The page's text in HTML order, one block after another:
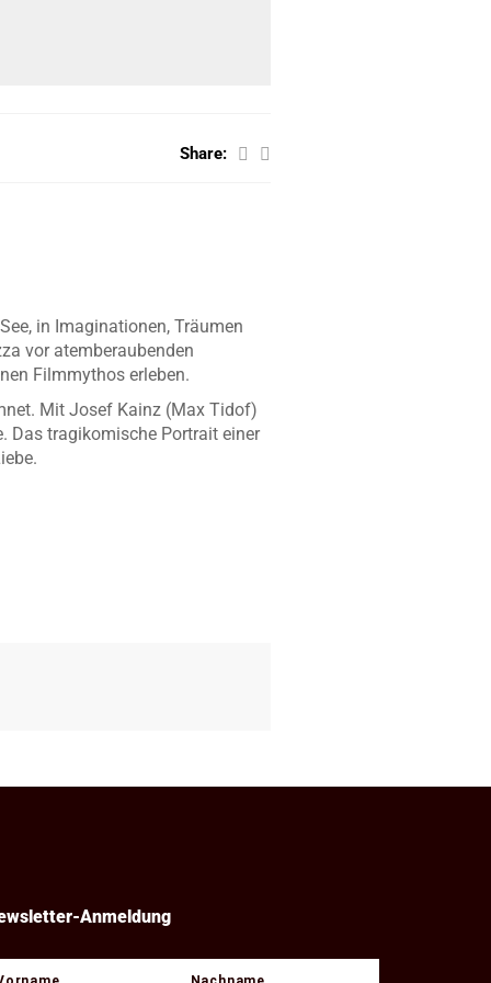
Share:
in Imaginationen, Träumen
vor atemberaubenden
Filmmythos erleben.
Mit Josef Kainz (Max Tidof)
Das tragikomische Portrait einer
Anmeldung